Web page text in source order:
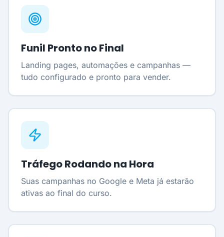
Funil Pronto no Final
Landing pages, automações e campanhas —
tudo configurado e pronto para vender.
Tráfego Rodando na Hora
Suas campanhas no Google e Meta já estarão
ativas ao final do curso.